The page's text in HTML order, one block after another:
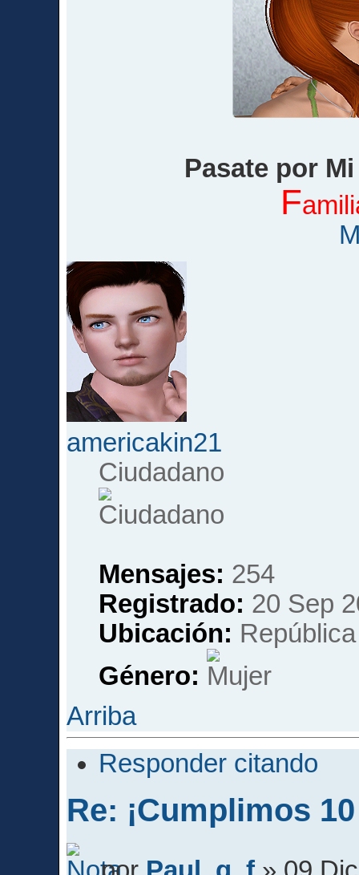
Pasate por
F
americakin21
Ciudadano
Mensajes: 254
Registrado: 20 Sep
Ubicación:
Género:
Arriba
Responder citando
Re: ¡Cumplimos